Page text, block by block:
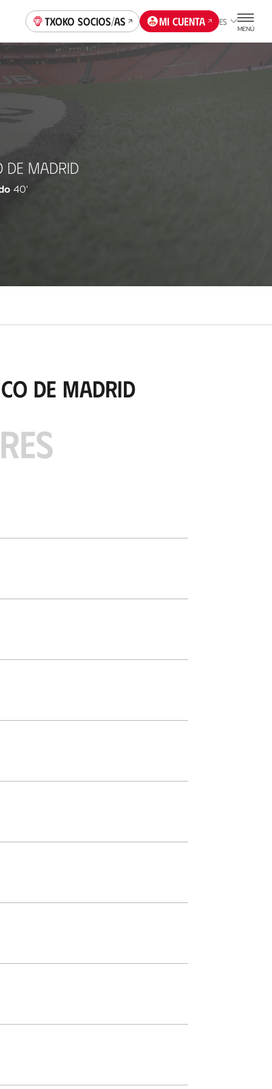
Txoko socios/as Mi cuenta ES
MENÚ
DE MADRID
40'
de Madrid